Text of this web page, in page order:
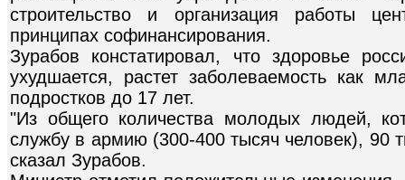
строительство и организация работы
принципах софинансирования.
Зурабов констатировал, что здоровье
ухудшается, растет заболеваемость как
подростков до 17 лет.
"Из общего количества молодых людей,
службу в армию (300-400 тысяч человек), 90
сказал Зурабов.